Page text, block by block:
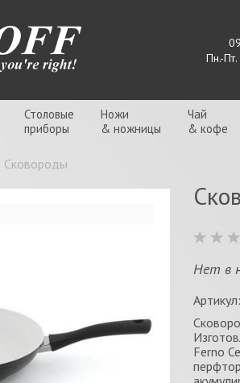
Пн.-
Столовые
приборы
Ножи
& ножницы
Чай
& кофе
Сковороды
Нет в
Ferno